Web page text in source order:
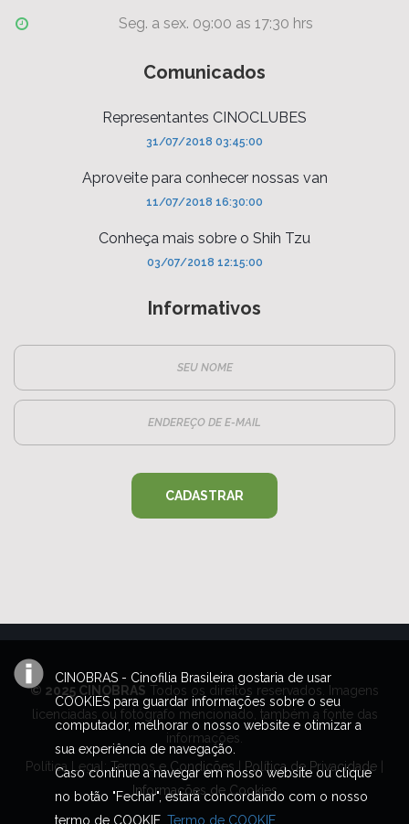
Seg. a sex. 09:00 as 17:30 hrs
Comunicados
Representantes CINOCLUBES
31/07/2018 03:45:00
Aproveite para conhecer nossas van
11/07/2018 16:30:00
Conheça mais sobre o Shih Tzu
03/07/2018 12:15:00
Informativos
CADASTRAR
© 2025 CINOBRAS Todos os direitos reservados. Imagens
licenciadas ou fotógrafo mencionado, também a fonte das
informações.
Política Legal: Termos e Condições Política de Privacidade
Informações de Cookies
CINOBRAS - Cinofilia Brasileira gostaria de usar
COOKIES para guardar informações sobre o seu
computador, melhorar o nosso website e otimizar a
sua experiência de navegação.
Caso continue a navegar em nosso website ou clique
no botão "Fechar", estará concordando com o nosso
termo de COOKIE. Termo de COOKIE